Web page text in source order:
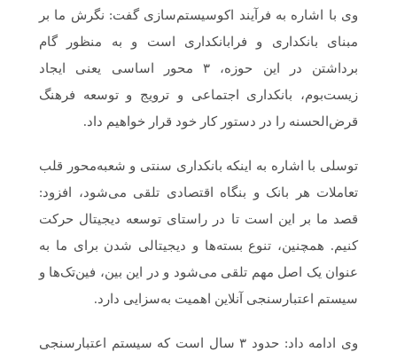
وی با اشاره به فرآیند اکوسیستم‌سازی گفت: نگرش ما بر
مبنای بانکداری و فرابانکداری است و به منظور گام
برداشتن در این حوزه، ۳ محور اساسی یعنی ایجاد
زیست‌بوم، بانکداری اجتماعی و ترویج و توسعه فرهنگ
قرض‌الحسنه را در دستور کار خود قرار خواهیم داد.
توسلی با اشاره به اینکه بانکداری سنتی و شعبه‌محور قلب
تعاملات هر بانک و بنگاه اقتصادی تلقی می‌شود، افزود:
قصد ما بر این است تا در راستای توسعه دیجیتال حرکت
کنیم. همچنین، تنوع بسته‌ها و دیجیتالی شدن برای ما به
عنوان یک اصل مهم تلقی می‌شود و در این بین، فین‌تک‌ها و
سیستم اعتبارسنجی آنلاین اهمیت به‌سزایی دارد.
وی ادامه داد: حدود ۳ سال است که سیستم اعتبارسنجی